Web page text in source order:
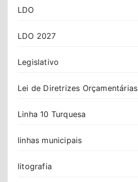
LDO
LDO 2027
Legislativo
Lei de Diretrizes Orçamentárias
Linha 10 Turquesa
linhas municipais
litografia